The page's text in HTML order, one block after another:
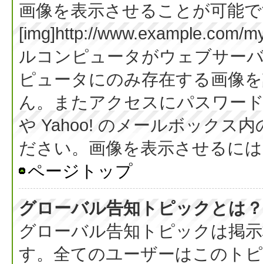
画像を表示させることが可能
[img]http://www.example.com/
ルコンピュータがウェブサー
ピュータにのみ存在する画像
ん。またアクセスにパスワー
や Yahoo! のメールボックス
ださい。画像を表示させるに
ページトップ
グローバル告知トピックとは？
グローバル告知トピックは掲
す。全てのユーザーはこのト